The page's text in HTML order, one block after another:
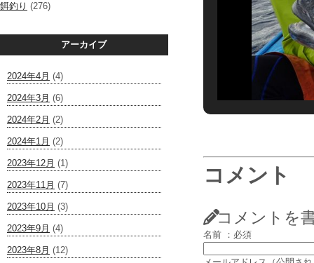
餌釣り (276)
アーカイブ
2024年4月 (4)
2024年3月 (6)
2024年2月 (2)
2024年1月 (2)
2023年12月 (1)
2023年11月 (7)
2023年10月 (3)
2023年9月 (4)
2023年8月 (12)
コメント
コメントを
名前 ：必須